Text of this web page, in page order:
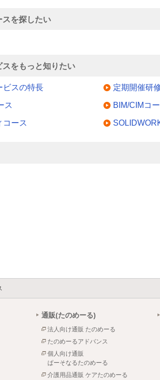
スを探したい
スをもっと知りたい
ビスの特長 定期開催研
ス BIM/CIMコ
コース
通販(たのめーる)
法人向け通販 たのめーる
たのめーるアドバンス
個人向け通販
ぱーそなるたのめーる
介護用品通販 ケアたのめーる